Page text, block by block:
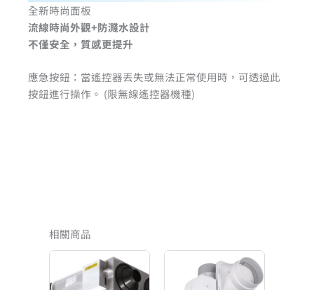
全新時尚面板
流線時尚外觀+防濺水設計
不僅安全，質感更提升
應急按鈕：當遙控器丟失或無法正常使用時，可透過此
按鈕進行操作。 (限無線遙控器機種)
相關商品